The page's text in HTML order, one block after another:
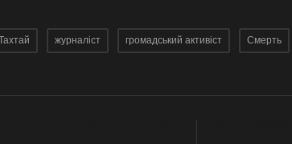
журналіст громадський активіст Смерть